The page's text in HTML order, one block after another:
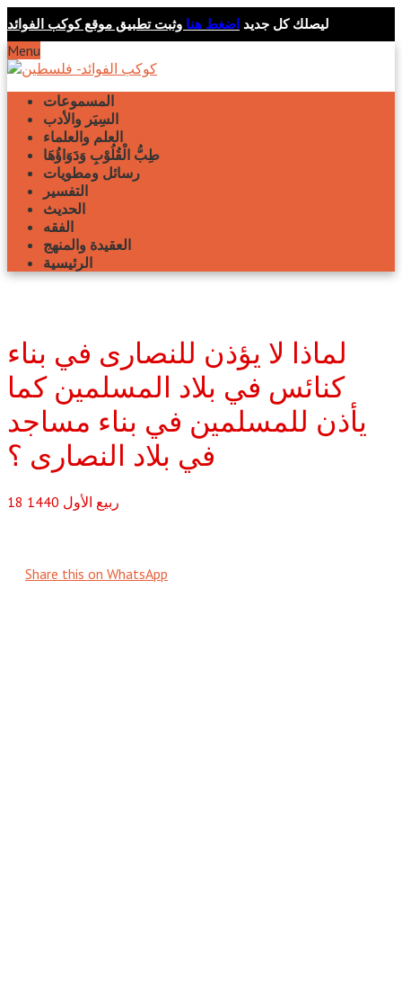
ليصلك كل جديد اضغط هنا وثبت تطبيق موقع كوكب الفوائد
Menu
المسموعات
السِيَر والأدب
العلم والعلماء
طِبُّ الْقُلُوْبِ وَدَوَاؤُهَا
رسائل ومطويات
التفسير
الحديث
الفقه
العقيدة والمنهج
الرئيسية
لماذا لا يؤذن للنصارى في بناء
كنائس في بلاد المسلمين كما
يأذن للمسلمين في بناء مساجد
في بلاد النصارى ؟
18 ربيع الأول 1440
Share this on WhatsApp